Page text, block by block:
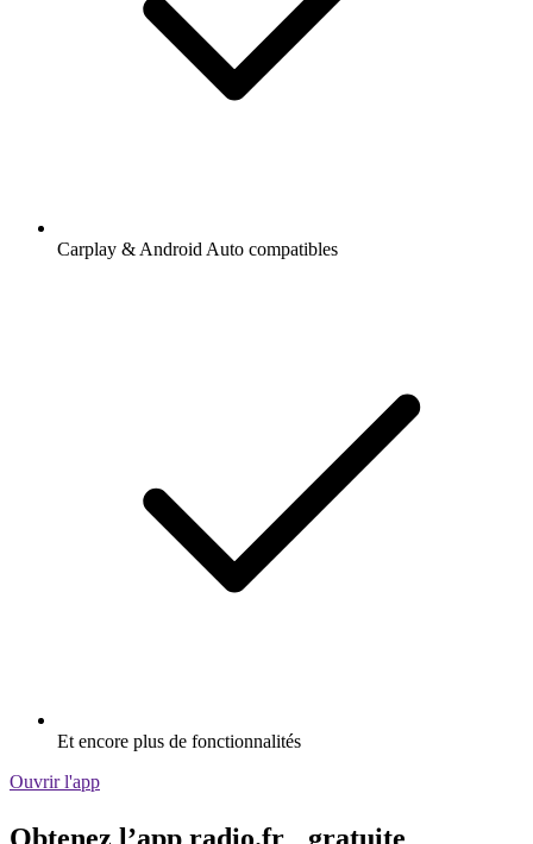
Carplay & Android Auto compatibles
Et encore plus de fonctionnalités
Ouvrir l'app